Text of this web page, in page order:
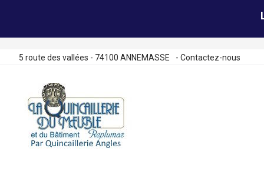
5 route des vallées - 74100 ANNEMASSE - Contactez-nous